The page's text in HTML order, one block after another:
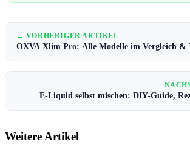
← VORHERIGER ARTIKEL
OXVA Xlim Pro: Alle Modelle im Vergleich &
E-Liquid selbst mischen: DIY-Guide,
Weitere Artikel